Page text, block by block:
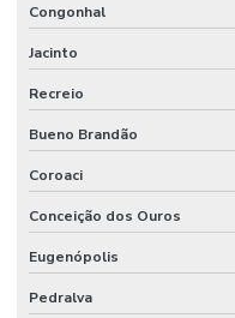
Congonhal
Jacinto
Recreio
Bueno Brandão
Coroaci
Conceição dos Ouros
Eugenópolis
Pedralva